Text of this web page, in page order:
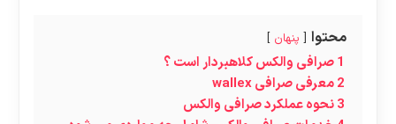
محتوا پنهان
1صرافی والکس کلاهبردار است ؟
2معرفی صرافی wallex
3نحوه عملکرد صرافی والکس